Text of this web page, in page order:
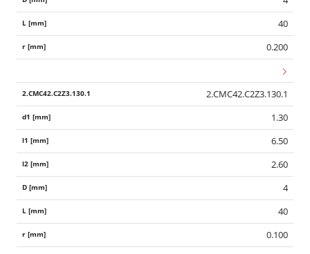
40
0.200
2.CMC42.C2Z3.130.1
1.30
6.50
2.60
4
40
0.100